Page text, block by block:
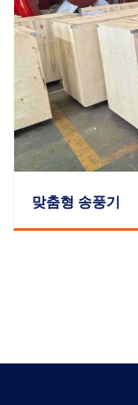
맞춤형 송풍기